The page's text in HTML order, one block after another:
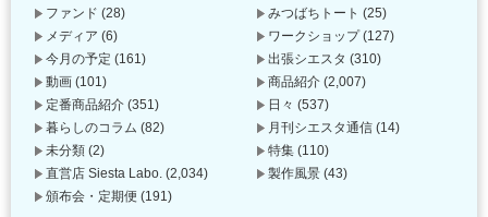
ファンド (28) みつばちトート (25)
メディア (6) ワークショップ(127)
今月の予定 (161) 出張シエスタ (310)
動画 (101) 商品紹介 (2,007)
定番商品紹介 (351) 日々 (537)
暮らしのコラム (82) 月刊シエスタ通信 (14)
未分類 (2) 特集 (110)
直営店 Siesta Labo. (2,034) 製作風景 (43)
頒布会・定期便 (191)